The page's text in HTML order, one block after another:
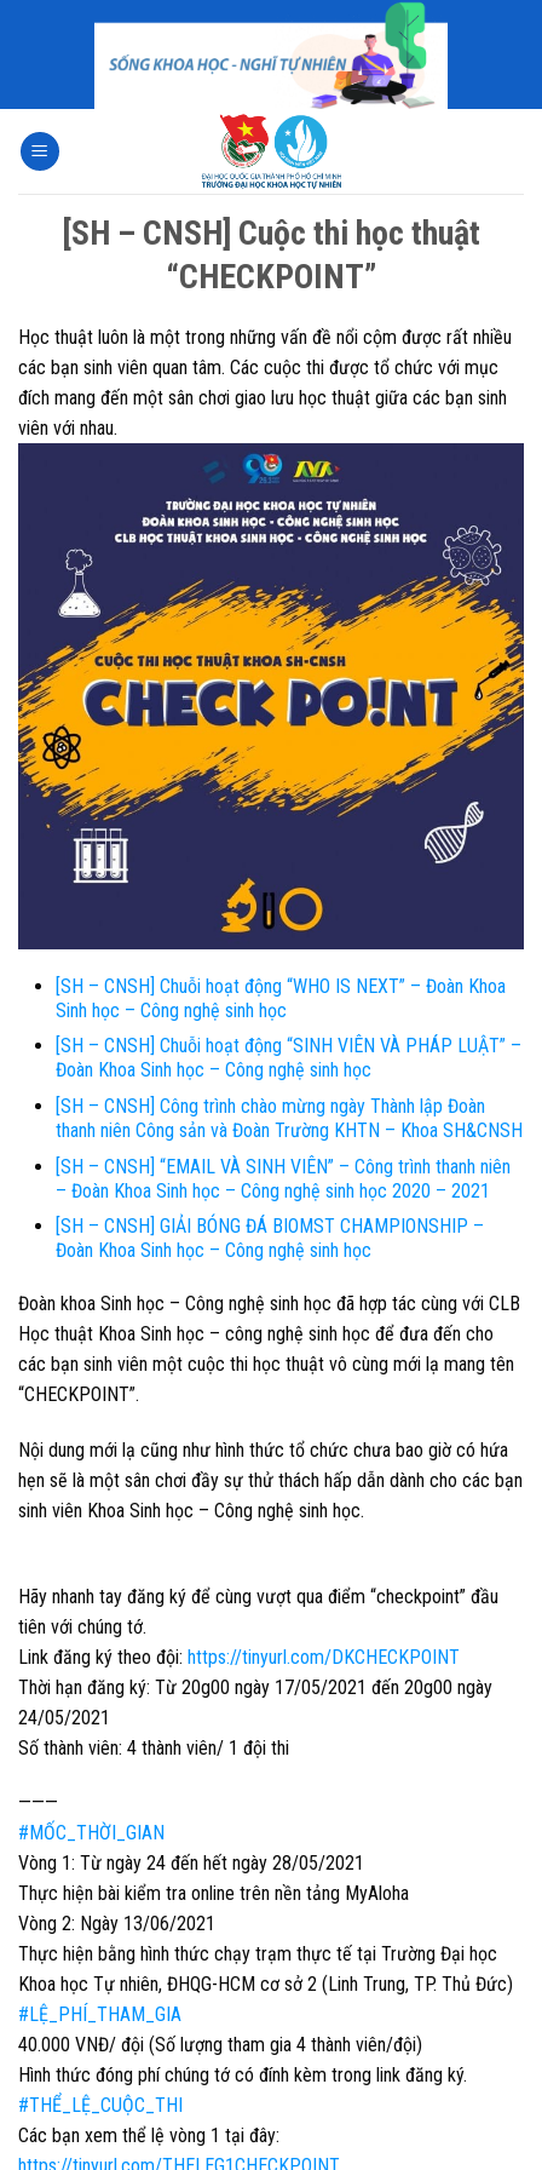
[SH – CNSH] Cuộc thi học thuật
“CHECKPOINT”
Học thuật luôn là một trong những vấn đề nổi cộm được rất nhiều
các bạn sinh viên quan tâm. Các cuộc thi được tổ chức với mục
đích mang đến một sân chơi giao lưu học thuật giữa các bạn sinh
viên với nhau.
[SH – CNSH] Chuỗi hoạt động “WHO IS NEXT” – Đoàn Khoa
Sinh học – Công nghệ sinh học
[SH – CNSH] Chuỗi hoạt động “SINH VIÊN VÀ PHÁP LUẬT” –
Đoàn Khoa Sinh học – Công nghệ sinh học
[SH – CNSH] Công trình chào mừng ngày Thành lập Đoàn
thanh niên Công sản và Đoàn Trường KHTN – Khoa SH&CNSH
[SH – CNSH] “EMAIL VÀ SINH VIÊN” – Công trình thanh niên
– Đoàn Khoa Sinh học – Công nghệ sinh học 2020 – 2021
[SH – CNSH] GIẢI BÓNG ĐÁ BIOMST CHAMPIONSHIP –
Đoàn Khoa Sinh học – Công nghệ sinh học
Đoàn khoa Sinh học – Công nghệ sinh học đã hợp tác cùng với CLB
Học thuật Khoa Sinh học – công nghệ sinh học để đưa đến cho
các bạn sinh viên một cuộc thi học thuật vô cùng mới lạ mang tên
“CHECKPOINT”.
Nội dung mới lạ cũng như hình thức tổ chức chưa bao giờ có hứa
hẹn sẽ là một sân chơi đầy sự thử thách hấp dẫn dành cho các bạn
sinh viên Khoa Sinh học – Công nghệ sinh học.
Hãy nhanh tay đăng ký để cùng vượt qua điểm “checkpoint” đầu
tiên với chúng tớ.
Link đăng ký theo đội: https://tinyurl.com/DKCHECKPOINT
Thời hạn đăng ký: Từ 20g00 ngày 17/05/2021 đến 20g00 ngày
24/05/2021
Số thành viên: 4 thành viên/ 1 đội thi
———
#MỐC_THỜI_GIAN
Vòng 1: Từ ngày 24 đến hết ngày 28/05/2021
Thực hiện bài kiểm tra online trên nền tảng MyAloha
Vòng 2: Ngày 13/06/2021
Thực hiện bằng hình thức chạy trạm thực tế tại Trường Đại học
Khoa học Tự nhiên, ĐHQG-HCM cơ sở 2 (Linh Trung, TP. Thủ Đức)
#LỆ_PHÍ_THAM_GIA
40.000 VNĐ/ đội (Số lượng tham gia 4 thành viên/đội)
Hình thức đóng phí chúng tớ có đính kèm trong link đăng ký.
#THỂ_LỆ_CUỘC_THI
Các bạn xem thể lệ vòng 1 tại đây: